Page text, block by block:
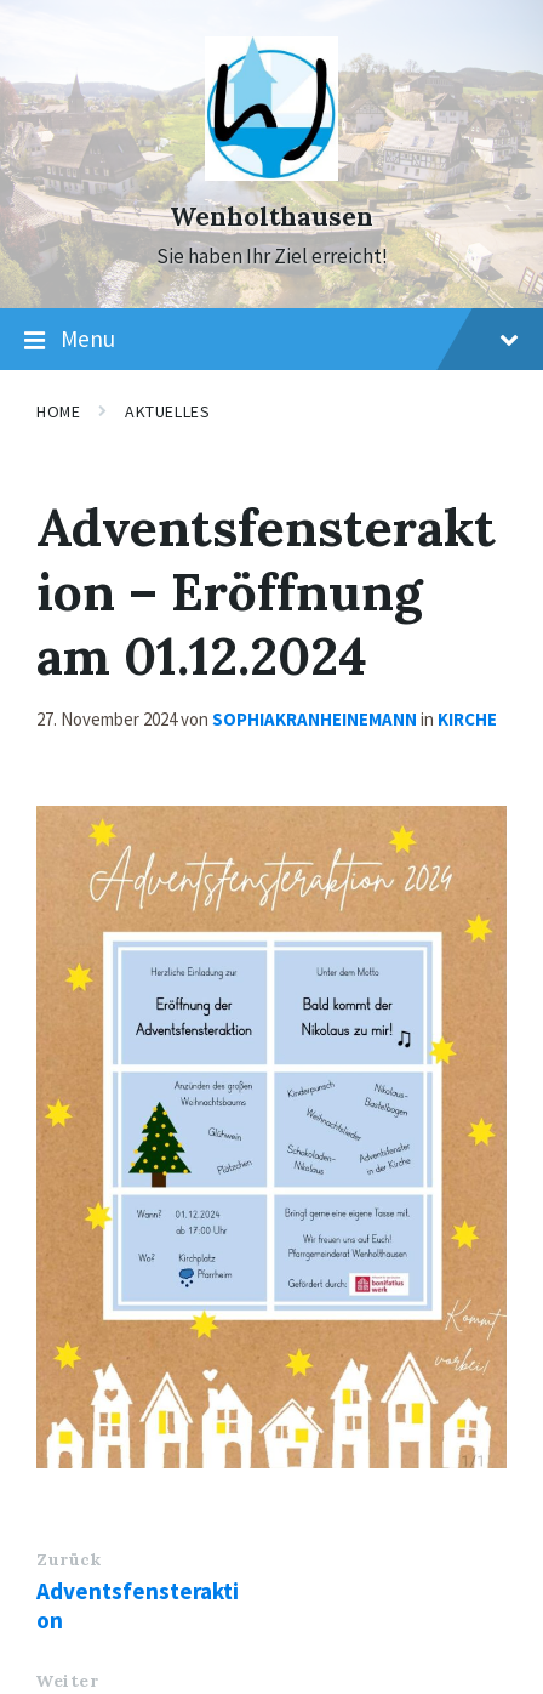
navigation
Wenholthausen
Sie haben Ihr Ziel erreicht!
Menu
HOME AKTUELLES
Adventsfensterakt
ion – Eröffnung
am 01.12.2024
27. November 2024von SOPHIAKRANHEINEMANN in KIRCHE
Zurück
Adventsfensterakti
on
Weiter